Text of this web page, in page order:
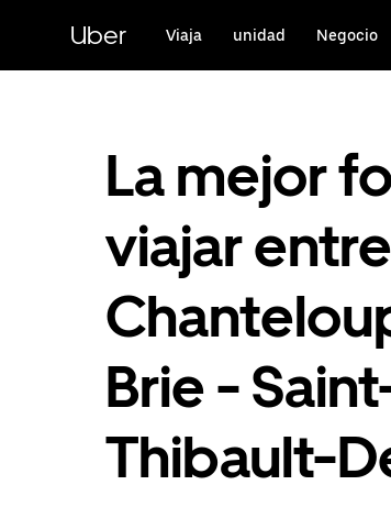
contenido
principal
Uber Viaja unidad Negocio
La mejor
viajar entre
Brie -
Thibault-